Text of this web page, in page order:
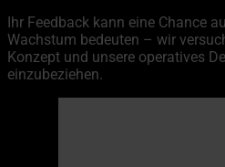
Ihr Feedback kann eine Chance
Wachstum bedeuten – wir
Konzept und unsere operatives
einzubeziehen.